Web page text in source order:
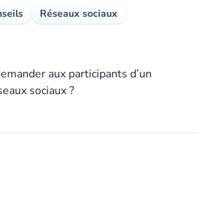
Réseaux sociaux